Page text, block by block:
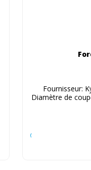
Fournisseur:
Diamètre de